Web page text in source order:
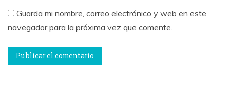
Guarda mi nombre, correo electrónico y web en este
navegador para la próxima vez que comente.